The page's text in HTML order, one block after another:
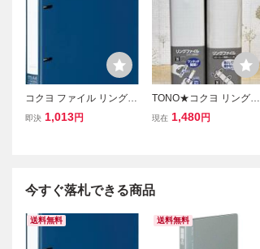
コクヨ ファイル リングフ
ァイル NEOS A4 180枚収
即決 1,013円
TONO★コクヨ リングフ
ァイル A4-S 2穴 39mm 2
現在 1,480円
今すぐ落札できる商品
送料無料 送料無料